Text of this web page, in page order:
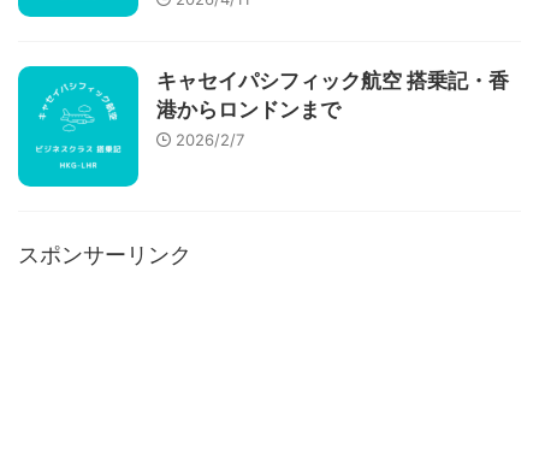
キャセイパシフィック航空 搭乗記・香
港からロンドンまで
2026/2/7
スポンサーリンク